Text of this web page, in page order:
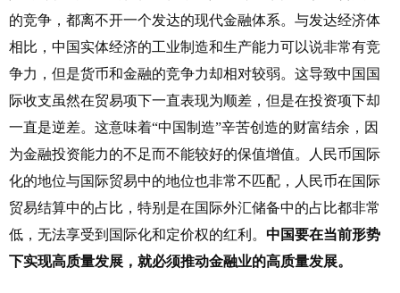
的竞争，都离不开一个发达的现代金融体系。与发达经济体
相比，中国实体经济的工业制造和生产能力可以说非常有竞
争力，但是货币和金融的竞争力却相对较弱。这导致中国国
际收支虽然在贸易项下一直表现为顺差，但是在投资项下却
一直是逆差。这意味着“中国制造”辛苦创造的财富结余，因
为金融投资能力的不足而不能较好的保值增值。人民币国际
化的地位与国际贸易中的地位也非常不匹配，人民币在国际
贸易结算中的占比，特别是在国际外汇储备中的占比都非常
低，无法享受到国际化和定价权的红利。 中国要在当前形势
下实现高质量发展，就必须推动金融业的高质量发展。